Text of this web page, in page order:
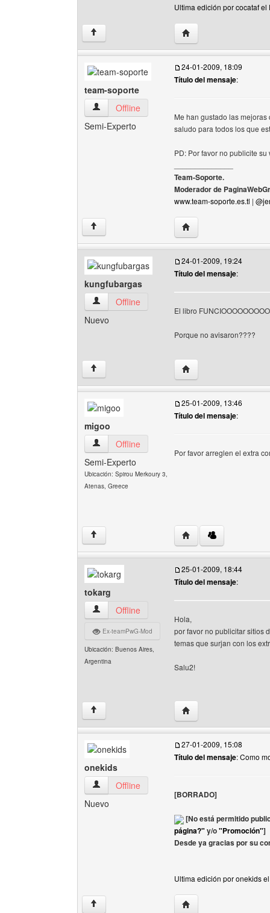
Ultima edición por cocataf
↑ Visitar sitio web del
team-soporte
team-soporte Ver perfil del usuario
Offline
Semi-Experto
24-01-2009, 18:09
Título del mensaje:
Me han gustado las
saludo para todos los que
PD: Por favor no publicite
Team-Soporte.
Moderador de
www.team-soporte.es.tl |
↑ Visitar sitio web del
kungfubargas
kungfubargas Ver perfil del usuario
Offline
Nuevo
24-01-2009, 19:24
Título del mensaje:
El libro
Porque no avisaron????
↑ Visitar sitio web del
migoo
migoo Ver perfil del usuario
Offline
Semi-Experto
Ubicación: Spirou Merkoury 3,
Atenas, Greece
25-01-2009, 13:46
Título del mensaje:
Por favor arreglen el extra
↑ Visitar sitio web del
tokarg
tokarg Ver perfil del usuario
Offline
Ex-teamPwG-Mod
Ubicación: Buenos Aires,
Argentina
25-01-2009, 18:44
Título del mensaje:
Hola,
por favor no publicitar sitios
temas que surjan con los
Salu2!
↑ Visitar sitio web del
onekids
onekids Ver perfil del usuario
Offline
Nuevo
27-01-2009, 15:08
Título del mensaje: Como
[BORRADO]
[No está permitido
página?" y/o"Promoción"]
Desde ya gracias por su
Ultima edición por onekids
↑ Visitar sitio web del